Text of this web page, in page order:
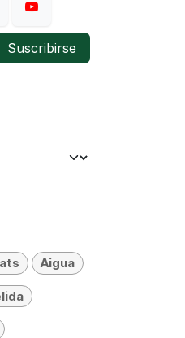
Suscribirse
Aigua